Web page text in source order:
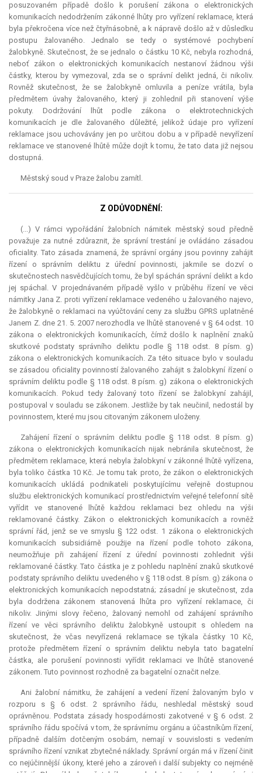
posuzovaném případě došlo k porušení zákona o elektronických
komunikacích nedodržením zákonné lhůty pro vyřízení reklamace, která
byla překročena více než čtyřnásobně, a k nápravě došlo až v důsledku
postupu žalovaného. Jednalo se tedy o systémové pochybení
žalobkyně. Skutečnost, že se jednalo o částku 10 Kč, nebyla rozhodná,
neboť zákon o elektronických komunikacích nestanoví žádnou výši
částky, kterou by vymezoval, zda se o správní delikt jedná, či nikoliv.
Rovněž skutečnost, že se žalobkyně omluvila a peníze vrátila, byla
předmětem úvahy žalovaného, který ji zohlednil při stanovení výše
pokuty. Dodržování lhůt podle zákona o elektrotechnických
komunikacích je dle žalovaného důležité, jelikož údaje pro vyřízení
reklamace jsou uchovávány jen po určitou dobu a v případě nevyřízení
reklamace ve stanovené lhůtě může dojít k tomu, že tato data již nejsou
dostupná.
Městský soud v Praze žalobu zamítl.
Z ODŮVODNĚNÍ:
(...) V rámci vypořádání žalobních námitek městský soud předně
považuje za nutné zdůraznit, že správní trestání je ovládáno zásadou
oficiality. Tato zásada znamená, že správní orgány jsou povinny zahájit
řízení o správním deliktu z úřední povinnosti, jakmile se dozví o
skutečnostech nasvědčujících tomu, že byl spáchán správní delikt a kdo
jej spáchal. V projednávaném případě vyšlo v průběhu řízení ve věci
námitky Jana Z. proti vyřízení reklamace vedeného u žalovaného najevo,
že žalobkyně o reklamaci na vyúčtování ceny za službu GPRS uplatněné
Janem Z. dne 21. 5. 2007 nerozhodla ve lhůtě stanovené v § 64 odst. 10
zákona o elektronických komunikacích, čímž došlo k naplnění znaků
skutkové podstaty správního deliktu podle § 118 odst. 8 písm. g)
zákona o elektronických komunikacích. Za této situace bylo v souladu
se zásadou oficiality povinností žalovaného zahájit s žalobkyní řízení o
správním deliktu podle § 118 odst. 8 písm. g) zákona o elektronických
komunikacích. Pokud tedy žalovaný toto řízení se žalobkyní zahájil,
postupoval v souladu se zákonem. Jestliže by tak neučinil, nedostál by
povinnostem, které mu jsou citovaným zákonem uloženy.
Zahájení řízení o správním deliktu podle § 118 odst. 8 písm. g)
zákona o elektronických komunikacích nijak nebránila skutečnost, že
předmětem reklamace, která nebyla žalobkyní v zákonné lhůtě vyřízena,
byla toliko částka 10 Kč. Je tomu tak proto, že zákon o elektronických
komunikacích ukládá podnikateli poskytujícímu veřejně dostupnou
službu elektronických komunikací prostřednictvím veřejné telefonní sítě
vyřídit ve stanovené lhůtě každou reklamaci bez ohledu na výši
reklamované částky. Zákon o elektronických komunikacích a rovněž
správní řád, jenž se ve smyslu § 122 odst. 1 zákona o elektronických
komunikacích subsidiárně použije na řízení podle tohoto zákona,
neumožňuje při zahájení řízení z úřední povinnosti zohlednit výši
reklamované částky. Tato částka je z pohledu naplnění znaků skutkové
podstaty správního deliktu uvedeného v § 118 odst. 8 písm. g) zákona o
elektronických komunikacích nepodstatná; zásadní je skutečnost, zda
byla dodržena zákonem stanovená lhůta pro vyřízení reklamace, či
nikoliv. Jinými slovy řečeno, žalovaný nemohl od zahájení správního
řízení ve věci správního deliktu žalobkyně ustoupit s ohledem na
skutečnost, že včas nevyřízená reklamace se týkala částky 10 Kč,
protože předmětem řízení o správním deliktu nebyla tato bagatelní
částka, ale porušení povinnosti vyřídit reklamaci ve lhůtě stanovené
zákonem. Tuto povinnost rozhodně za bagatelní označit nelze.
Ani žalobní námitku, že zahájení a vedení řízení žalovaným bylo v
rozporu s § 6 odst. 2 správního řádu, neshledal městský soud
oprávněnou. Podstata zásady hospodárnosti zakotvené v § 6 odst. 2
správního řádu spočívá v tom, že správnímu orgánu a účastníkům řízení,
případně dalším dotčeným osobám, nemají v souvislosti s vedením
správního řízení vznikat zbytečné náklady. Správní orgán má v řízení činit
co nejúčinnější úkony, které jeho a zároveň i další subjekty co nejméně